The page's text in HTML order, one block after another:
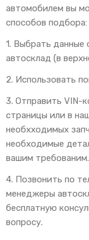
автомобилем вы
способов подбора:
1. Выбрать данные
автосклад (в
2. Использовать
3. Отправить VIN-
страницы или в
необхходимых
необходимые
вашим требованим.
4. Позвонить по
менеджеры
бесплатную
вопросу.